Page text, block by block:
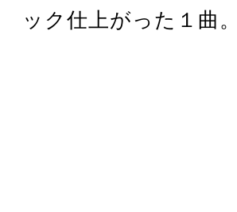
ック仕上がった１曲。